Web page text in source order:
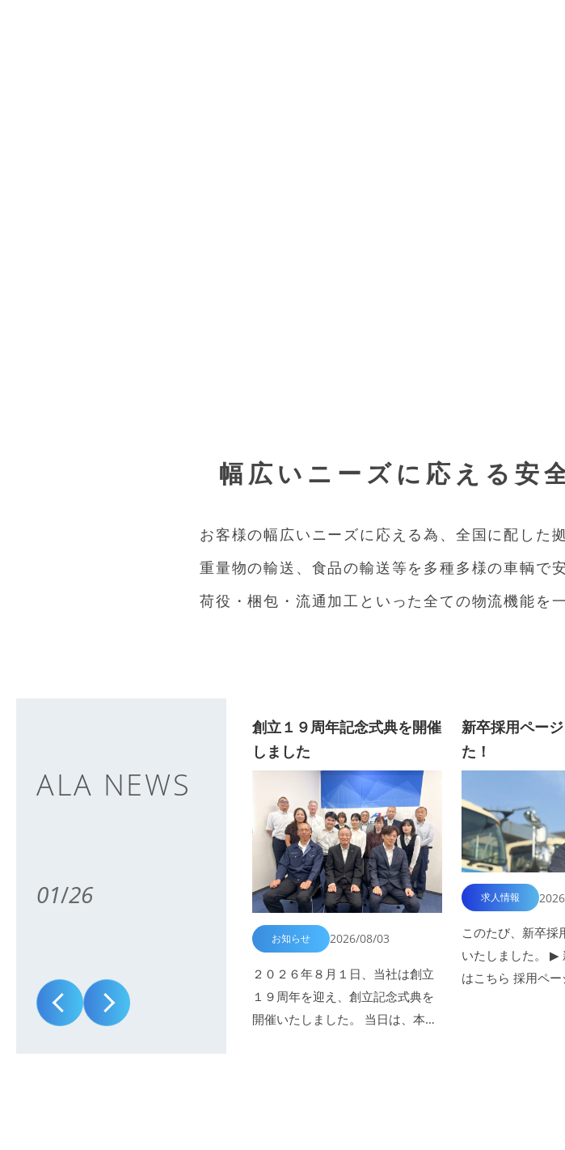
幅広いニーズに応える安
お客様の幅広いニーズに応える為、全国に配した
重量物の輸送、食品の輸送等を多種多様の車輌で
荷役・梱包・流通加工といった全ての物流機能を
ALA NEWS
01/26
創立１９周年記念式典を開催
しました
お知らせ 2026/08/03
２０２６年８月１日、当社は創立
１９周年を迎え、創立記念式典を
開催いたしました。 当日は、本社
新卒採用ペー
た！
求人情報
このたび、新卒採
いたしました。 ▶
はこちら 採用ペー